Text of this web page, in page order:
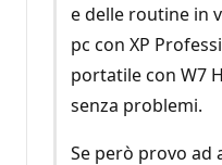
e delle routine in
pc con XP
portatile con W7
senza problemi.
Se però provo ad